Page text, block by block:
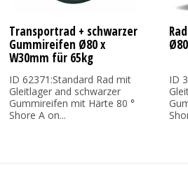
Transportrad + schwarzer
Gummireifen Ø80 x
W30mm für 65kg
ID 62371:Standard Rad mit
Gleitlager and schwarzer
Gummireifen mit Härte 80 °
Shore A on...
ID